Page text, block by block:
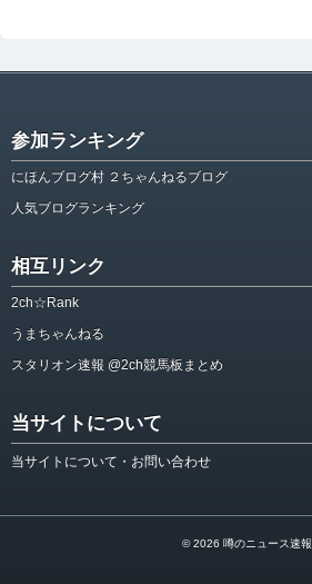
参加ランキング
にほんブログ村 ２ちゃんねるブログ
人気ブログランキング
相互リンク
2ch☆Rank
うまちゃんねる
スタリオン速報 @2ch競馬板まとめ
当サイトについて
当サイトについて・お問い合わせ
© 2026 噂のニュース速報